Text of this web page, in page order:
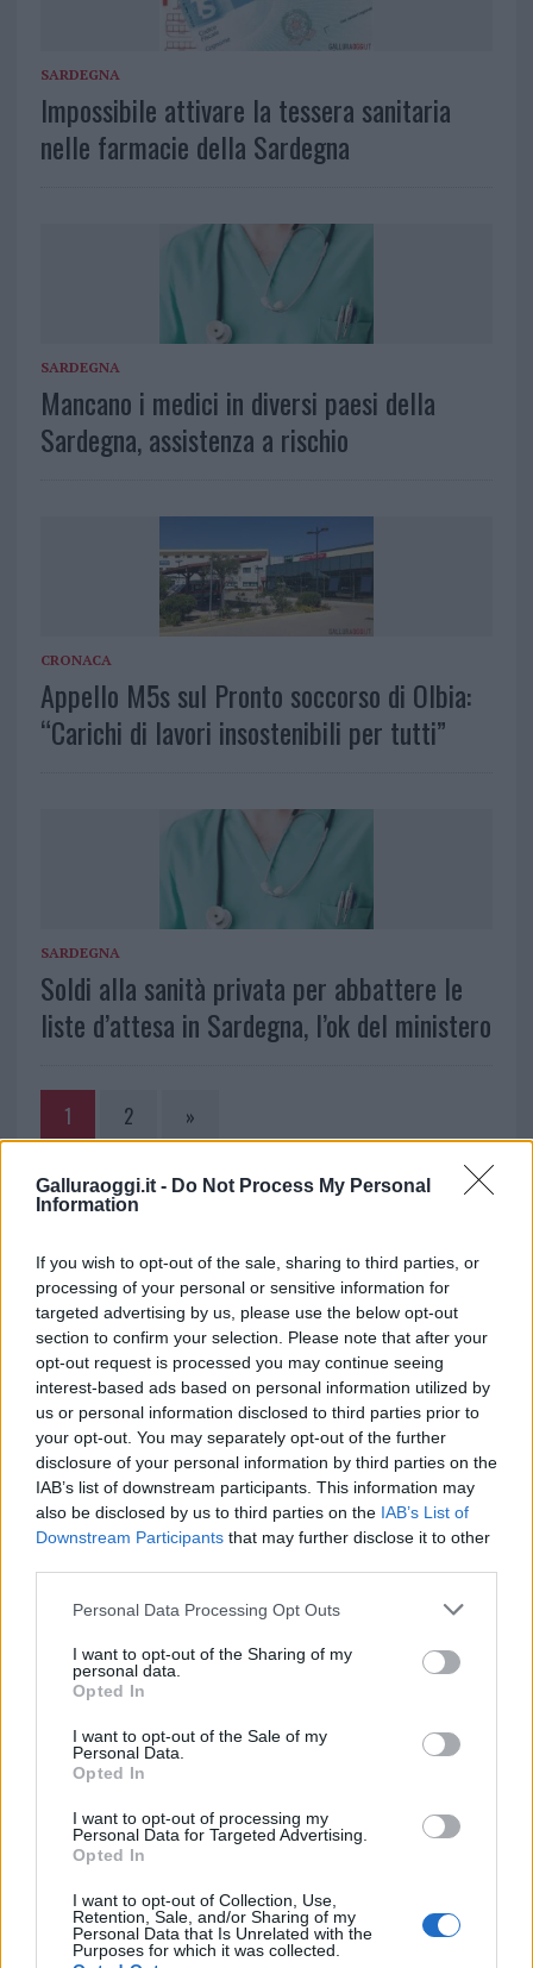
Galluraoggi.it - Do Not Process My Personal
Information
If you wish to opt-out of the sale, sharing to third parties, or
processing of your personal or sensitive information for
targeted advertising by us, please use the below opt-out
section to confirm your selection. Please note that after your
opt-out request is processed you may continue seeing
interest-based ads based on personal information utilized by
us or personal information disclosed to third parties prior to
your opt-out. You may separately opt-out of the further
disclosure of your personal information by third parties on the
IAB’s list of downstream participants. This information may
also be disclosed by us to third parties on the IAB’s List of
Downstream Participants that may further disclose it to other
Please note that this website/app uses one or more Google
not limited to your visit or usage behaviour. You may click to
grant or deny consent to Google and its third-party tags to
use your data for below specified purposes in below Google
consent section.
Personal Data Processing Opt Outs
I want to opt-out of the Sharing of my
personal data.
Opted In
I want to opt-out of the Sale of my
Personal Data.
Opted In
I want to opt-out of processing my
Personal Data for Targeted Advertising.
Opted In
I want to opt-out of Collection, Use,
Retention, Sale, and/or Sharing of my
Personal Data that Is Unrelated with the
Purposes for which it was collected.
SARDEGNA
Impossibile attivare la tessera sanitaria
nelle farmacie della Sardegna
SARDEGNA
Mancano i medici in diversi paesi della
Sardegna, assistenza a rischio
CRONACA
Appello M5s sul Pronto soccorso di Olbia:
“Carichi di lavori insostenibili per tutti”
SARDEGNA
Soldi alla sanità privata per abbattere le
liste d’attesa in Sardegna, l’ok del ministero
1 2 »
NOTIZIE RECENTI
Giorgia Meloni a La Maddalena, la vicesindaco:
“Orgoglio e discrezione per visita privata̶…
Incendio nella notte a Olbia, a fuoco due furgoni
A fuoco un deposito con bombole, intervento dei
vigili del fuoco a Rudalza
Ristorante distrutto dalle fiamme a La
Maddalena, incendio a Monti d’à rena
Le previsioni meteo per il weekend a Olbia e in
Michelle Hunziker in Gallura, bella anche dal
vivo: un amico vip svela come fa
accoglienza minori chiude